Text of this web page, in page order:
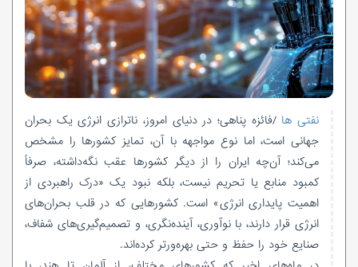
نفتی ها/فائزه پناهی؛ در دنیای امروز، ناترازی انرژی یک بحران
جهانی است، اما نوع مواجهه با آن، تمایز کشورها را مشخص
می‌کند؛ آن‌چه ایران را از دیگر کشورها عقب نگه‌داشته، صرفاً
کمبود منابع یا تحریم نیست، بلکه نبود یک «درک راهبردی از
اهمیت پایداری انرژی» است. کشورهایی که در قلب بحران‌های
انرژی قرار دارند، با نوآوری، آینده‌نگری، و تصمیم‌گیری‌های شفاف،
صنایع خود را حفظ و حتی بهره‌ورتر کرده‌اند.